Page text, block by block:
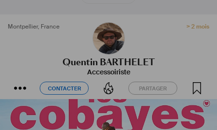
Montpellier, France > 2 mois
Quentin BARTHELET
Accessoiriste
CONTACTER PARTAGER
CONTACTER PARTAGER